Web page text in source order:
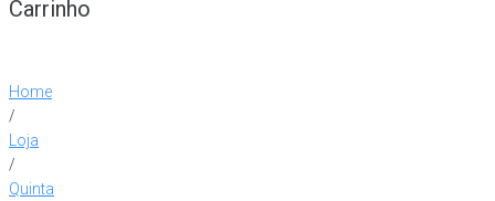
Carrinho
Home
/
Loja
/
Quinta